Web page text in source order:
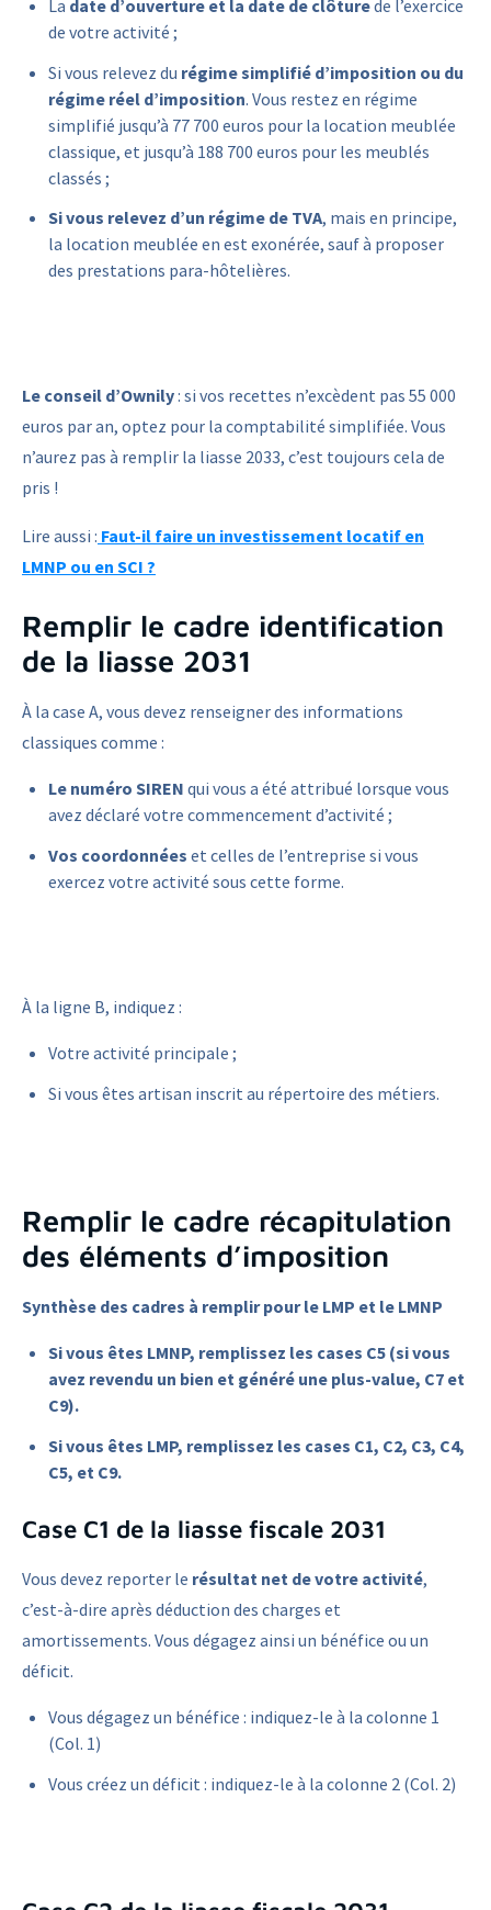
La date d’ouverture et la date de clôturede l’exercice
de votre activité ;
Si vous relevez du régime simplifié d’imposition ou du
régime réel d’imposition. Vous restez en régime
simplifié jusqu’à 77 700 euros pour la location meublée
classique, et jusqu’à 188 700 euros pour les meublés
classés ;
Si vous relevez d’un régime de TVA, mais en principe,
la location meublée en est exonérée, sauf à proposer
des prestations para-hôtelières.
Le conseil d’Ownily: si vos recettes n’excèdent pas 55 000
euros par an, optez pour la comptabilité simplifiée. Vous
n’aurez pas à remplir la liasse 2033, c’est toujours cela de
pris !
Lire aussi : Faut-il faire un investissement locatif en
LMNP ou en SCI ?
Remplir le cadre identification
de la liasse 2031
À la case A, vous devez renseigner des informations
classiques comme :
Le numéro SIREN qui vous a été attribué lorsque vous
avez déclaré votre commencement d’activité ;
Vos coordonnées et celles de l’entreprise si vous
exercez votre activité sous cette forme.
À la ligne B, indiquez :
Votre activité principale ;
Si vous êtes artisan inscrit au répertoire des métiers.
Remplir le cadre récapitulation
des éléments d’imposition
Synthèse des cadres à remplir pour le LMP et le LMNP
Si vous êtes LMNP, remplissez les cases C5 (si vous
avez revendu un bien et généré une plus-value, C7 et
C9).
Si vous êtes LMP, remplissez les cases C1, C2, C3, C4,
C5, et C9.
Case C1 de la liasse fiscale 2031
Vous devez reporter le résultat net de votre activité,
c’est-à-dire après déduction des charges et
amortissements. Vous dégagez ainsi un bénéfice ou un
déficit.
Vous dégagez un bénéfice : indiquez-le à la colonne 1
(Col. 1)
Vous créez un déficit : indiquez-le à la colonne 2 (Col. 2)